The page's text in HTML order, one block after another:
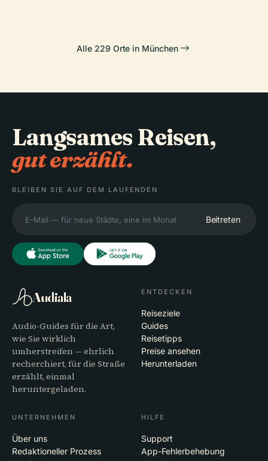
Alle 229 Orte in München
Langsames Reisen,
gut erzählt.
BLEIBEN SIE AUF DEM LAUFENDEN
Beitreten
Audiala
Audio-Guides für die Art,
wie Sie wirklich
umherstreifen — ehrlich
recherchiert, für die Straße
erzählt, einmal
heruntergeladen.
ENTDECKEN
Reiseziele
Guides
Reisetipps
Preise ansehen
Herunterladen
UNTERNEHMEN
Über uns
Redaktioneller Prozess
HILFE
Support
App-Fehlerbehebung